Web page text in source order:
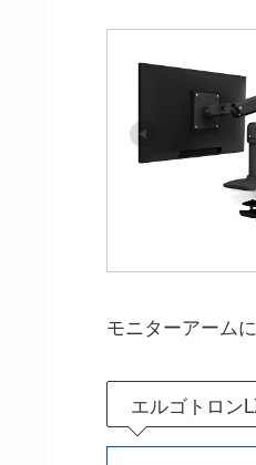
モニターアーム
エルゴトロン